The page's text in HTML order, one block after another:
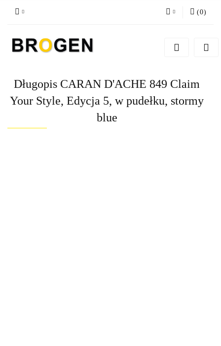
Zarejestruj się
Zgody cookies
(0)
Długopis CARAN D'ACHE 849 Claim
Your Style, Edycja 5, w pudełku, stormy
blue